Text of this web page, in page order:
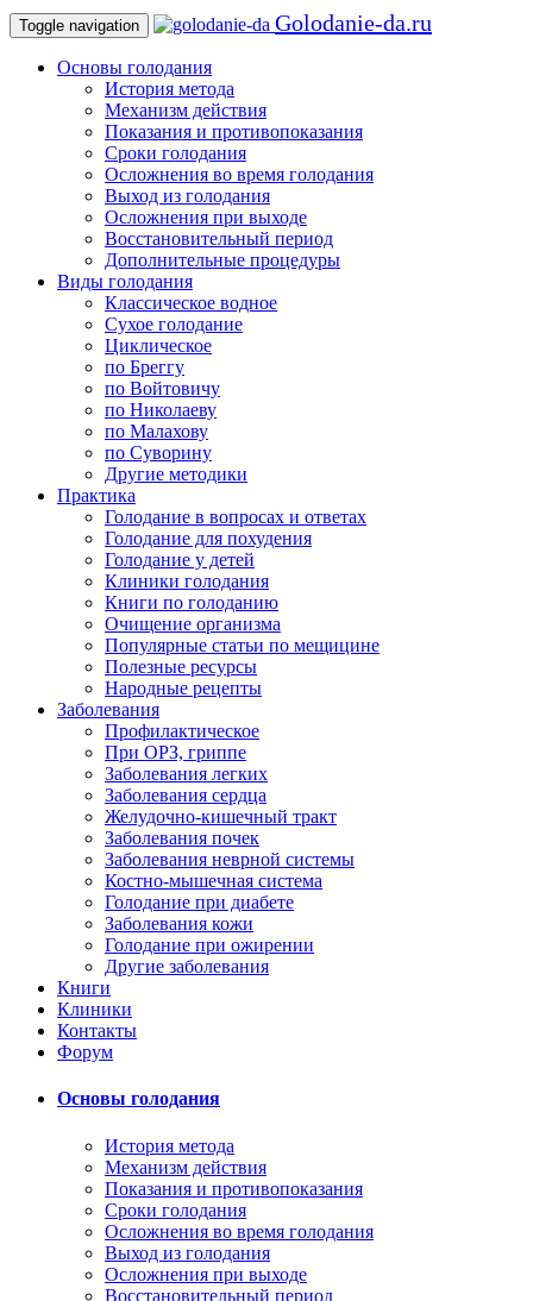
Toggle navigation Golodanie-da.ru
Основы голодания
История метода
Механизм действия
Показания и противопоказания
Сроки голодания
Осложнения во время голодания
Выход из голодания
Осложнения при выходе
Восстановительный период
Дополнительные процедуры
Виды голодания
Классическое водное
Сухое голодание
Циклическое
по Бреггу
по Войтовичу
по Николаеву
по Малахову
по Суворину
Другие методики
Практика
Голодание в вопросах и ответах
Голодание для похудения
Голодание у детей
Клиники голодания
Книги по голоданию
Очищение организма
Популярные статьи по мещицине
Полезные ресурсы
Народные рецепты
Заболевания
Профилактическое
При ОРЗ, гриппе
Заболевания легких
Заболевания сердца
Желудочно-кишечный тракт
Заболевания почек
Заболевания неврной системы
Костно-мышечная система
Голодание при диабете
Заболевания кожи
Голодание при ожирении
Другие заболевания
Книги
Клиники
Контакты
Форум
Основы голодания
История метода
Механизм действия
Показания и противопоказания
Сроки голодания
Осложнения во время голодания
Выход из голодания
Осложнения при выходе
Восстановительный период